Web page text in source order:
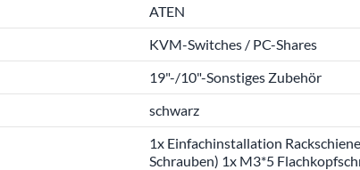
ATEN
KVM-Switches / PC-Shares
19"-/10"-Sonstiges Zubehör
schwarz
1x Einfachinstallation
Schrauben) 1x M3*5